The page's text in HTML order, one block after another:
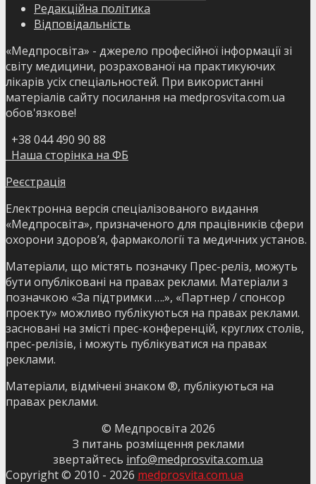
Редакційна політика
Відповідальність
«Медпросвіта» - джерело професійної інформації зі
світу медицини, розрахованої на практикуючих
лікарів усіх спеціальностей. При використанні
матеріалів сайту посилання на medprosvita.com.ua
обов'язкове!
+38 044 490 90 88
Наша сторінка на ФБ
Реєстрація
Електронна версія спеціалізованого видання
«Медпросвіта», призначеного для працівників сфери
охорони здоров’я, фармакології та медичних установ.
Матеріали, що містять позначку Прес-реліз, можуть
бути опубліковані на правах реклами. Матеріали з
позначкою «За підтримки ….», «Партнер / спонсор
проекту» можливо публікуються на правах реклами.
засновані на змісті прес-конференцій, круглих столів,
прес-релізів, і можуть публікуватися на правах
реклами.
Матеріали, відмічені знаком ®, публікуються на
правах реклами.
© Медпросвіта 2026
З питань розміщення реклами
звертайтесь info@medprosvita.com.ua
Copyright © 2010 - 2026 medprosvita.com.ua